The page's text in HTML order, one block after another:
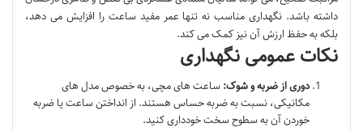
داشته باشد. نگهداری مناسب نه تنها عمر مفید ساعت را افزایش می دهد،
بلکه به حفظ ارزش آن نیز کمک می کند.
نکات عمومی نگهداری
دوری از ضربه و شوک: ساعت های مچی، به خصوص مدل های
مکانیکی، نسبت به ضربه حساس هستند. از انداختن ساعت یا ضربه
خوردن آن به سطوح سخت خودداری کنید.